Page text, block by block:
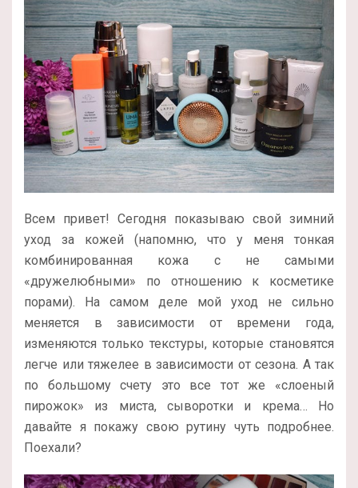
Всем привет! Сегодня показываю свой зимний
уход за кожей (напомню, что у меня тонкая
комбинированная кожа с не самыми
«дружелюбными» по отношению к косметике
порами). На самом деле мой уход не сильно
меняется в зависимости от времени года,
изменяются только текстуры, которые становятся
легче или тяжелее в зависимости от сезона. А так
по большому счету это все тот же «слоеный
пирожок» из миста, сыворотки и крема… Но
давайте я покажу свою рутину чуть подробнее.
Поехали?